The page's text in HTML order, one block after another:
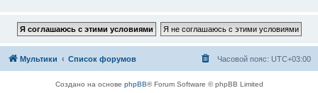
Мультики Список форумов Часовой пояс: UTC+03:00
Создано на основе phpBB® Forum Software © phpBB Limited